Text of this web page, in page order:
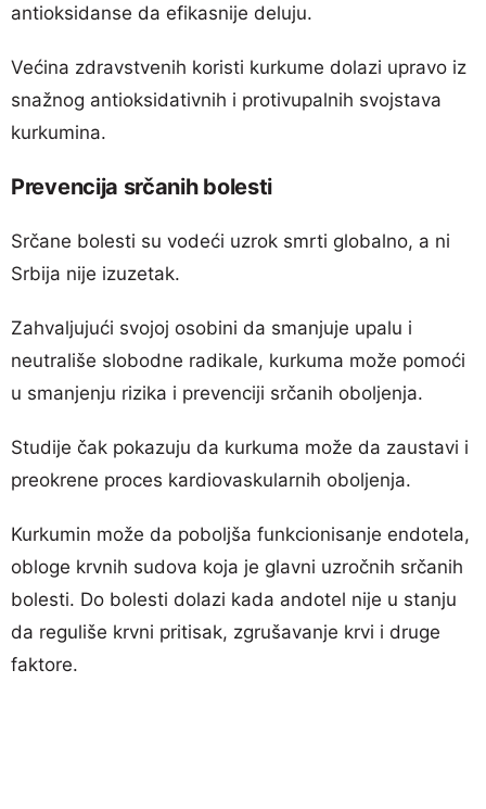
antioksidanse da efikasnije deluju.
Većina zdravstvenih koristi kurkume dolazi upravo iz
snažnog antioksidativnih i protivupalnih svojstava
kurkumina.
Prevencija srčanih bolesti
Srčane bolesti su vodeći uzrok smrti globalno, a ni
Srbija nije izuzetak.
Zahvaljujući svojoj osobini da smanjuje upalu i
neutrališe slobodne radikale, kurkuma može pomoći
u smanjenju rizika i prevenciji srčanih oboljenja.
Studije čak pokazuju da kurkuma može da zaustavi i
preokrene proces kardiovaskularnih oboljenja.
Kurkumin može da poboljša funkcionisanje endotela,
obloge krvnih sudova koja je glavni uzročnih srčanih
bolesti. Do bolesti dolazi kada andotel nije u stanju
da reguliše krvni pritisak, zgrušavanje krvi i druge
faktore.